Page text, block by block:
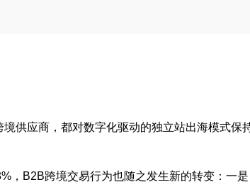
供应商，都对数字化驱动的独立站出海模式保
，B2B跨境交易行为也随之发生新的转变：一是